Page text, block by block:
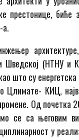
престонице,
а.
Шведској (НТНУ
што су
Цлимате- КИЦ,
Од почетка
се са његовим
у